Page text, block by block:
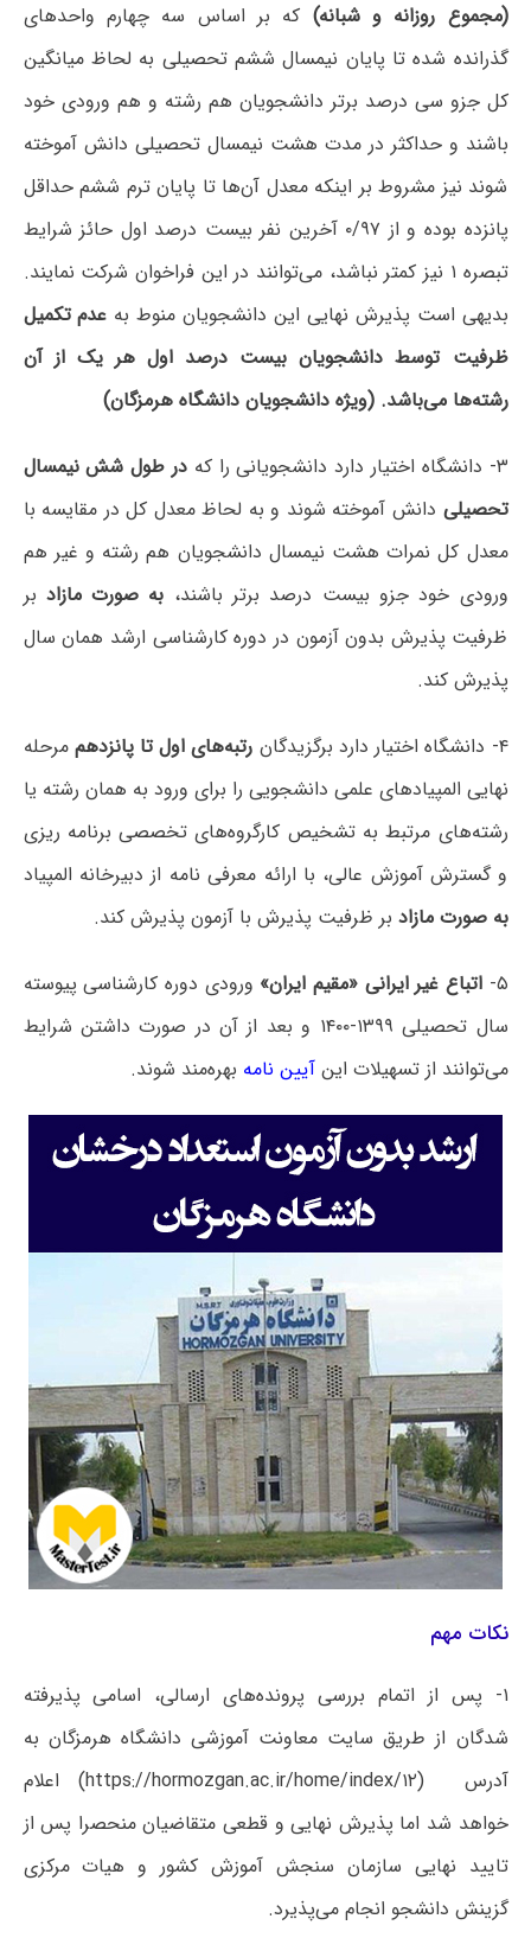
(مجموع روزانه و شبانه) که بر اساس سه چهارم واحدهای
گذرانده شده تا پایان نیمسال ششم تحصیلی به لحاظ میانگین
کل جزو سی درصد برتر دانشجویان هم رشته و هم ورودی خود
باشند و حداکثر در مدت هشت نیمسال تحصیلی دانش آموخته
شوند نیز مشروط بر اینکه معدل آن‌ها تا پایان ترم ششم حداقل
پانزده بوده و از ۰/۹۷ آخرین نفر بیست درصد اول حائز شرایط
تبصره ۱ نیز کمتر نباشد، می‌توانند در این فراخوان شرکت نمایند.
بدیهی است پذیرش نهایی این دانشجویان منوط به‌ عدم تکمیل
ظرفیت توسط دانشجویان بیست درصد اول هر یک از آن
رشته‌ها می‌باشد. (ویژه دانشجویان دانشگاه هرمزگان)
۳- دانشگاه اختیار دارد دانشجویانی را که
در طول شش نیمسال
تحصیلی دانش آموخته شوند و به لحاظ معدل کل در مقایسه با
معدل کل نمرات هشت نیمسال دانشجویان هم رشته و غیر هم
ورودی خود جزو بیست درصد برتر باشند، به صورت مازاد بر
ظرفیت پذیرش بدون آزمون در دوره کارشناسی ارشد همان سال
پذیرش کند.
۴- دانشگاه اختیار دارد برگزیدگان رتبه‌های اول تا پانزدهم مرحله
نهایی المپیادهای علمی دانشجویی را برای ورود به همان رشته یا
رشته‌های مرتبط به تشخیص کارگروه‌های تخصصی برنامه ریزی
و گسترش آموزش عالی، با ارائه معرفی نامه از دبیرخانه المپیاد
به صورت مازاد بر ظرفیت پذیرش با آزمون پذیرش کند.
۵- اتباع غیر ایرانی «مقیم ایران» ورودی دوره کارشناسی پیوسته
سال تحصیلی ۱۳۹۹-۱۴۰۰ و بعد از آن در صورت داشتن شرایط
می‌توانند از تسهیلات اینآیین نامه بهره‌مند شوند.
نکات مهم
۱- پس از اتمام بررسی پرونده‌های ارسالی، اسامی پذیرفته
شدگان از طریق سایت معاونت آموزشی دانشگاه هرمزگان به
آدرس (۱۲/https://hormozgan.ac.ir/home/index) اعلام
خواهد شد اما پذیرش نهایی و قطعی متقاضیان منحصرا پس از
تایید نهایی سازمان سنجش آموزش کشور و هیات مرکزی
گزینش دانشجو انجام می‌پذیرد.